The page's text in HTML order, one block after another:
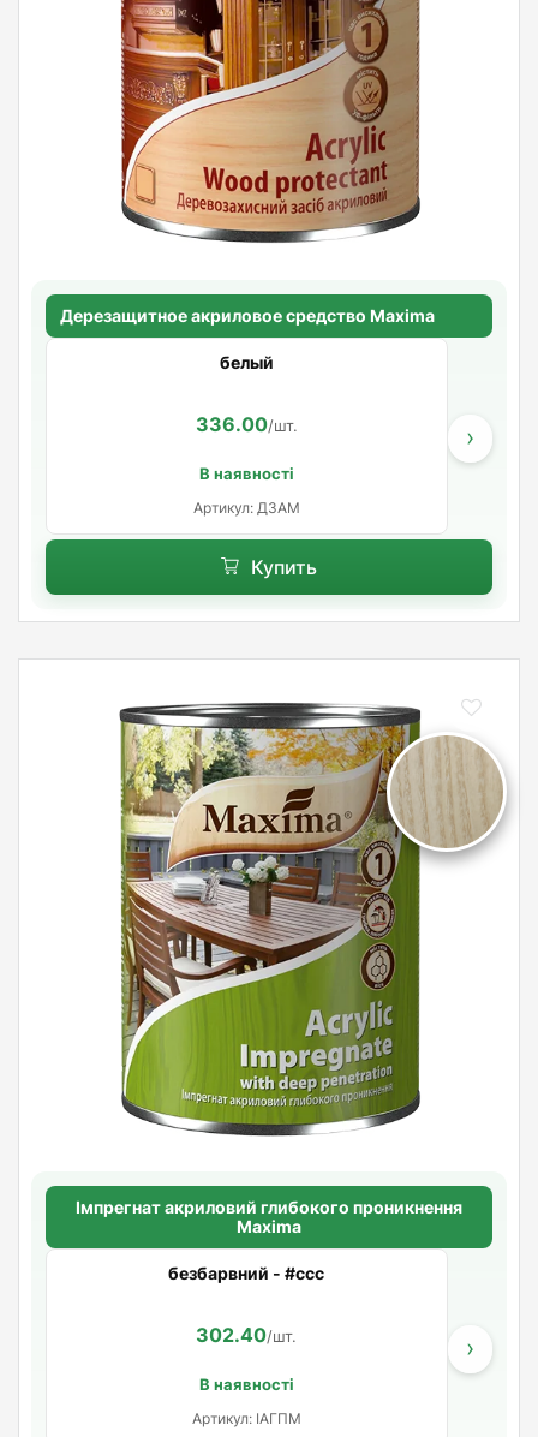
Дерезащитное акриловое средство Maxima
белый
336.00/шт.
В наявності
Артикул: ДЗАМ
›
Купить
Імпрегнат акриловий глибокого проникнення
Maxima
безбарвний - #ccc
302.40/шт.
В наявності
Артикул: ІАГПМ
›